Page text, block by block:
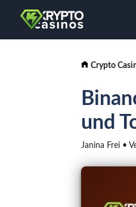
Crypto
und
Janina Frei •